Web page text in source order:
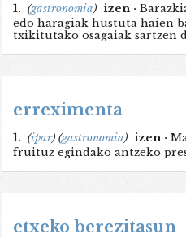
1. (gastronomia) izen ·
edo haragiak hustuta haien
txikitutako osagaiak sartzen
erreximenta
1. (ipar) (gastronomia) izen ·
fruituz egindako antzeko
etxeko berezitasun